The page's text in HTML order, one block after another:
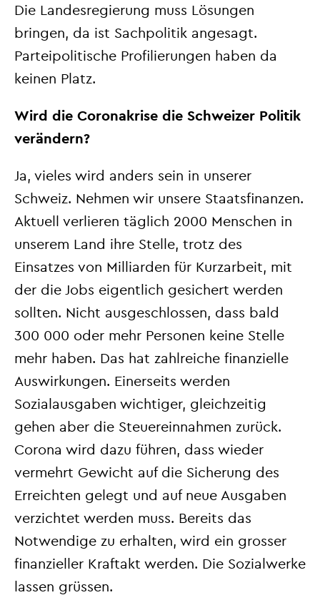
Die Landesregierung muss Lösungen
bringen, da ist Sachpolitik angesagt.
Parteipolitische Profilierungen haben da
keinen Platz.
Wird die Coronakrise die Schweizer Politik
verändern?
Ja, vieles wird anders sein in unserer
Schweiz. Nehmen wir unsere Staatsfinanzen.
Aktuell verlieren täglich 2000 Menschen in
unserem Land ihre Stelle, trotz des
Einsatzes von Milliarden für Kurzarbeit, mit
der die Jobs eigentlich gesichert werden
sollten. Nicht ausgeschlossen, dass bald
300 000 oder mehr Personen keine Stelle
mehr haben. Das hat zahlreiche finanzielle
Auswirkungen. Einerseits werden
Sozialausgaben wichtiger, gleichzeitig
gehen aber die Steuereinnahmen zurück.
Corona wird dazu führen, dass wieder
vermehrt Gewicht auf die Sicherung des
Erreichten gelegt und auf neue Ausgaben
verzichtet werden muss. Bereits das
Notwendige zu erhalten, wird ein grosser
finanzieller Kraftakt werden. Die Sozialwerke
lassen grüssen.